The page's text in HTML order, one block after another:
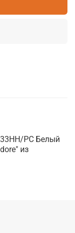
РС Белый
из
по
помещения,